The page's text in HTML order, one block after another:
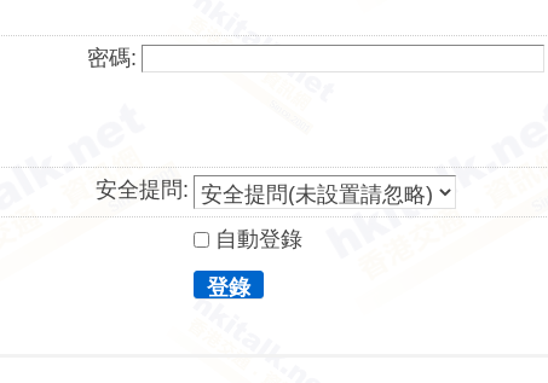
密碼:
安全提問:
自動登錄
登錄